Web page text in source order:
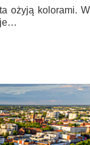
ożyją kolorami. W